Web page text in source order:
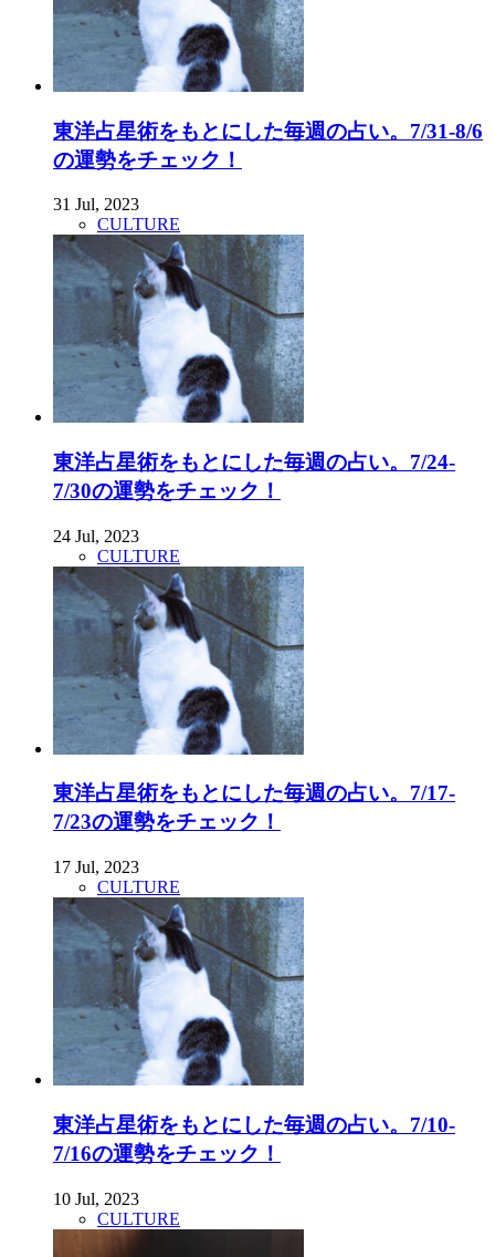
東洋占星術をもとにした毎週の占い。7/31-8/6
の運勢をチェック！
31 Jul, 2023
CULTURE
東洋占星術をもとにした毎週の占い。7/24-
7/30の運勢をチェック！
24 Jul, 2023
CULTURE
東洋占星術をもとにした毎週の占い。7/17-
7/23の運勢をチェック！
17 Jul, 2023
CULTURE
東洋占星術をもとにした毎週の占い。7/10-
7/16の運勢をチェック！
10 Jul, 2023
CULTURE